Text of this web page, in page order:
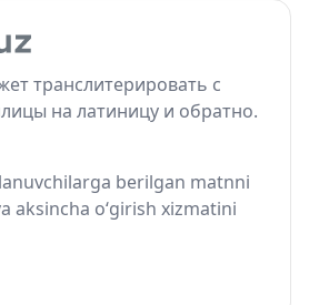
транслитерировать с
на латиницу и обратно.
berilgan matnni
aksincha o‘girish xizmatini